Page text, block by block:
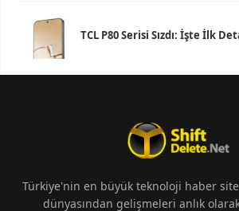
TCL P80 Serisi Sızdı: İşte İlk
Türkiye'nin en büyük teknoloji haber
dünyasından gelişmeleri anlık